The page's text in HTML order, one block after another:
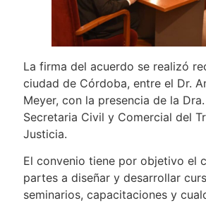
La firma del acuerdo se realizó
ciudad de Córdoba, entre el Dr.
Meyer, con la presencia de la
Secretaria Civil y Comercial del
Justicia.
El convenio tiene por objetivo el
partes a diseñar y desarrollar
seminarios, capacitaciones y